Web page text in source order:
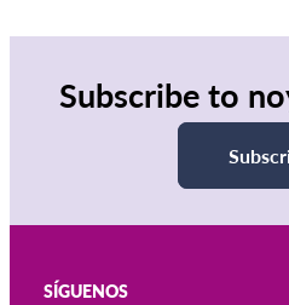
Subscribe to
SÍGUENOS